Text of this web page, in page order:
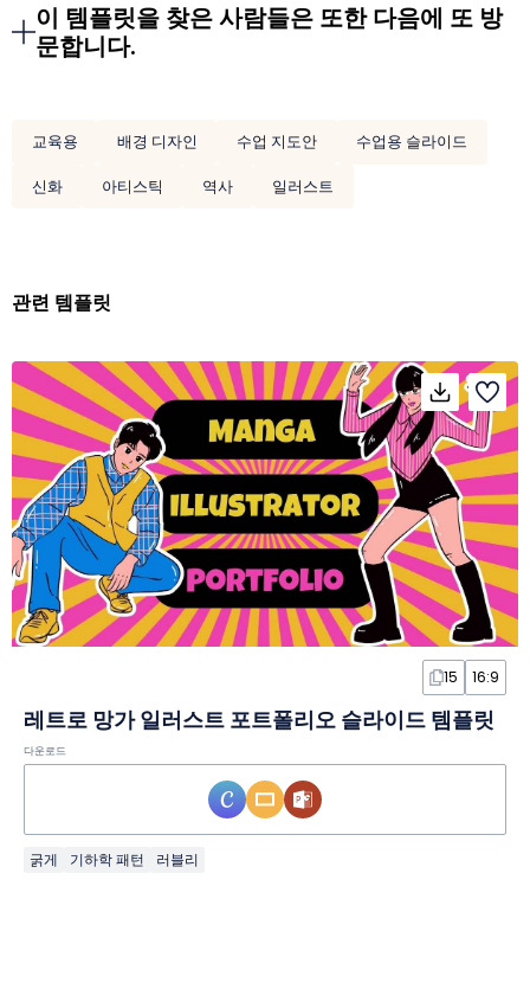
이 템플릿을 찾은 사람들은 또한 다음에 또 방
문합니다.
교육용 배경 디자인 수업 지도안
수업용 슬라이드
신화
아티스틱 역사 일러스트
관련 템플릿
15 16:9
레트로 망가 일러스트 포트폴리오 슬라이드 템플릿
다운로드
굵게 기하학 패턴 러블리